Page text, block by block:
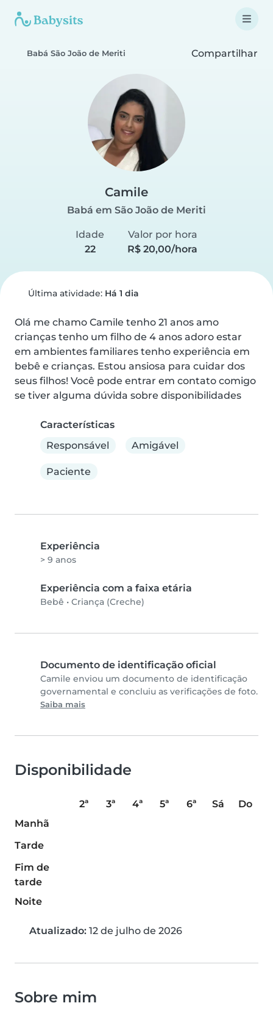
Babá São João de Meriti Compartilhar
Camile
Babá em São João de Meriti
Idade
22
Valor por hora
R$ 20,00/hora
Última atividade: Há 1 dia
Olá me chamo Camile tenho 21 anos amo
crianças tenho um filho de 4 anos adoro estar
em ambientes familiares tenho experiência em
bebê e crianças. Estou ansiosa para cuidar dos
seus filhos! Você pode entrar em contato comigo
se tiver alguma dúvida sobre disponibilidades
Características
Responsável
Amigável
Paciente
Experiência
> 9 anos
Experiência com a faixa etária
Bebê • Criança (Creche)
Documento de identificação oficial
Camile enviou um documento de identificação
governamental e concluiu as verificações de foto.
Saiba mais
Disponibilidade
2ª 3ª 4ª 5ª 6ª Sá
Do
Manhã
Tarde
Fim de
tarde
Noite
Atualizado: 12 de julho de 2026
Sobre mim